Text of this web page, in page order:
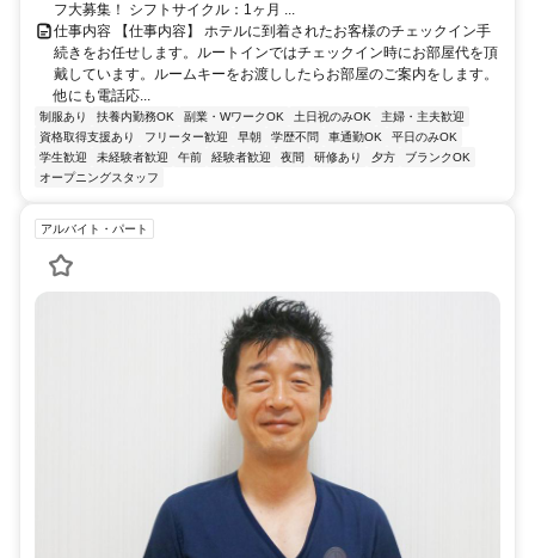
フ大募集！ シフトサイクル：1ヶ月 ...
仕事内容 【仕事内容】 ホテルに到着されたお客様のチェックイン手
続きをお任せします。ルートインではチェックイン時にお部屋代を頂
戴しています。ルームキーをお渡ししたらお部屋のご案内をします。
他にも電話応...
制服あり 扶養内勤務OK 副業・WワークOK 土日祝のみOK
主婦・主夫歓迎
資格取得支援あり
フリーター歓迎 早朝 学歴不問 車通勤OK
平日のみOK
学生歓迎
未経験者歓迎 午前 経験者歓迎 夜間 研修あり 夕方
ブランクOK
オープニングスタッフ
アルバイト・パート